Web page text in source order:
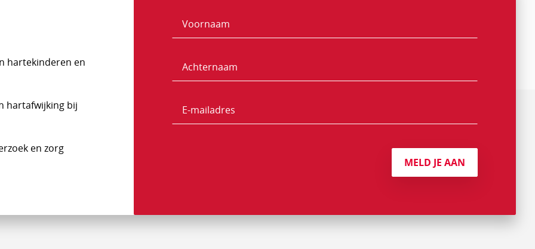
hartekinderen en
hartafwijking bij
en zorg
Naam
Voornaam
Achternaam
mailadres
MELD JE AAN